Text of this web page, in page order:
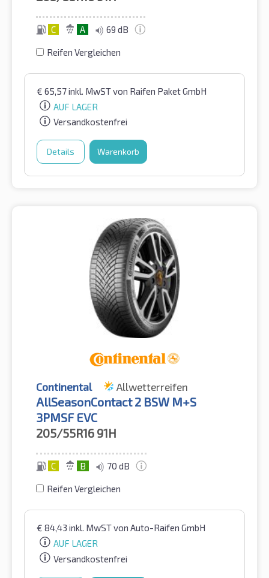
C A 69 dB
Reifen Vergleichen
€ 65,57inkl. MwSTvon Raifen Paket GmbH
AUF LAGER
Versandkostenfrei
Details Warenkorb
Continental Allwetterreifen
AllSeasonContact 2 BSW M+S
3PMSF EVC
205/55R16 91H
C B 70 dB
Reifen Vergleichen
€ 84,43 inkl. MwSTvon Auto-Raifen GmbH
AUF LAGER
Versandkostenfrei